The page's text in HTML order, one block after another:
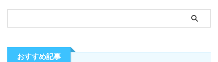
おすすめ記事